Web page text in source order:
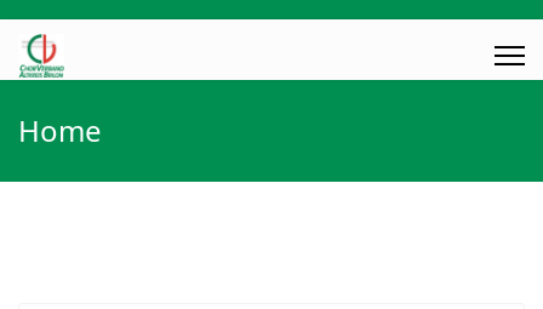
Home